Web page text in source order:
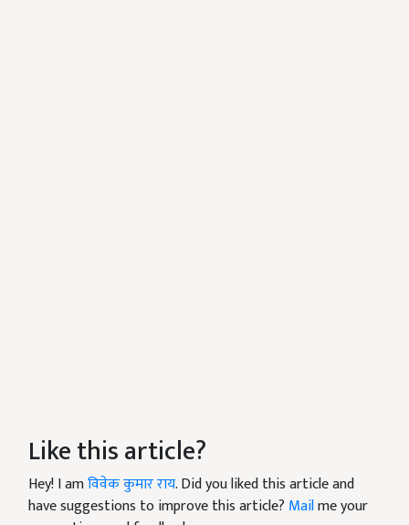
Like this article?
Hey! I amविवेक कुमार राय. Did you liked this article and
have suggestions to improve this article? Mailme your